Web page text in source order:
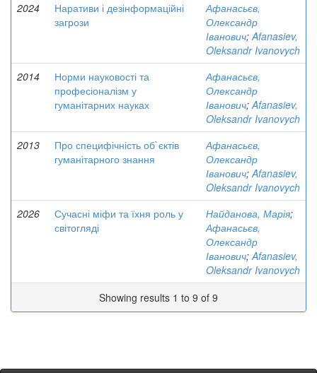
2024
Наративи і дезінформаційні
загрози
Афанасьєв,
Олександр
Іванович;Afanasiev,
Oleksandr Ivanovych
2014
Норми науковості та
професіоналізм у
гуманітарних науках
Афанасьєв,
Олександр
Іванович;Afanasiev,
Oleksandr Ivanovych
2013
Про специфічність об`єктів
гуманітарного знання
Афанасьєв,
Олександр
Іванович;Afanasiev,
Oleksandr Ivanovych
2026
Сучасні міфи та їхня роль у
світогляді
Найданова, Марія;
Афанасьєв,
Олександр
Іванович;Afanasiev,
Oleksandr Ivanovych
Showing results 1 to 9 of 9